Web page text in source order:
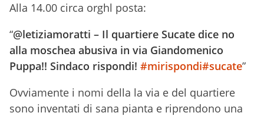
Alla 14.00 circa orghl posta:
“@letiziamoratti – Il quartiere Sucate dice no
alla moschea abusiva in via Giandomenico
Puppa!! Sindaco rispondi! #mirispondi#sucate”
Ovviamente i nomi della la via e del quartiere
sono inventati di sana pianta e riprendono una